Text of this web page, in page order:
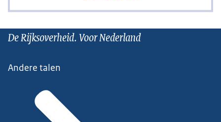
De Rijksoverheid. Voor Nederland
Andere talen